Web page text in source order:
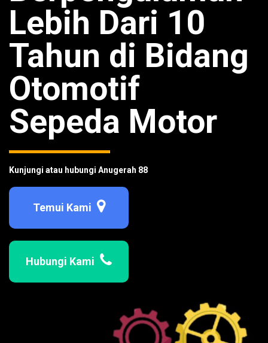
Lebih Dari 10
Tahun di Bidang
Otomotif
Sepeda Motor
Kunjungi atau hubungi Anugerah 88
Temui Kami
Hubungi Kami